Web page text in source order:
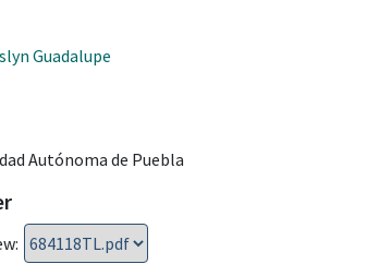
Guadalupe
Autónoma de Puebla